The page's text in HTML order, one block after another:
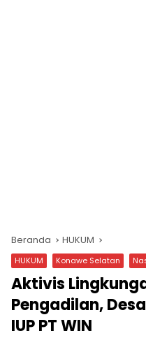
Beranda HUKUM
HUKUM Konawe Selatan
Aktivis
Pengadilan,
IUP PT WIN